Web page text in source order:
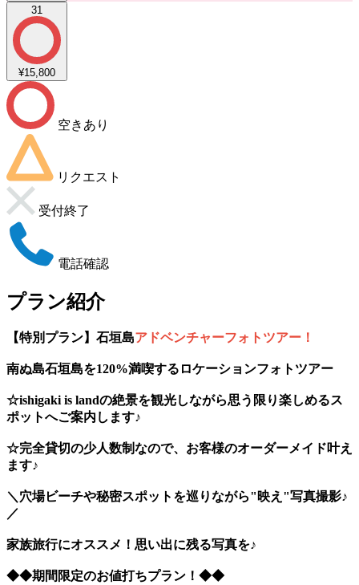
31
¥15,800
空きあり
リクエスト
受付終了
電話確認
プラン紹介
【特別プラン】石垣島アドベンチャーフォトツアー！
南ぬ島石垣島を120%満喫するロケーションフォトツアー
☆ishigaki is landの絶景を観光しながら思う限り楽しめるス
ポットへご案内します♪
☆完全貸切の少人数制なので、お客様のオーダーメイド叶え
ます♪
＼穴場ビーチや秘密スポットを巡りながら"映え"写真撮影♪
／
家族旅行にオススメ！思い出に残る写真を♪
◆◆期間限定のお値打ちプラン！◆◆